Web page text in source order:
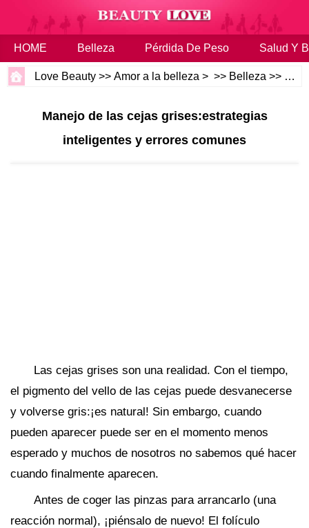
HOME Belleza Pérdida De Peso Salud Y
Love Beauty >>Amor a la belleza > >> Belleza >>
Manejo de las cejas grises:estrategias
inteligentes y errores comunes
Las cejas grises son una realidad. Con el tiempo,
el pigmento del vello de las cejas puede desvanecerse
y volverse gris:¡es natural! Sin embargo, cuando
pueden aparecer puede ser en el momento menos
esperado y muchos de nosotros no sabemos qué hacer
cuando finalmente aparecen.
Antes de coger las pinzas para arrancarlo (una
reacción normal), ¡piénsalo de nuevo! El folículo